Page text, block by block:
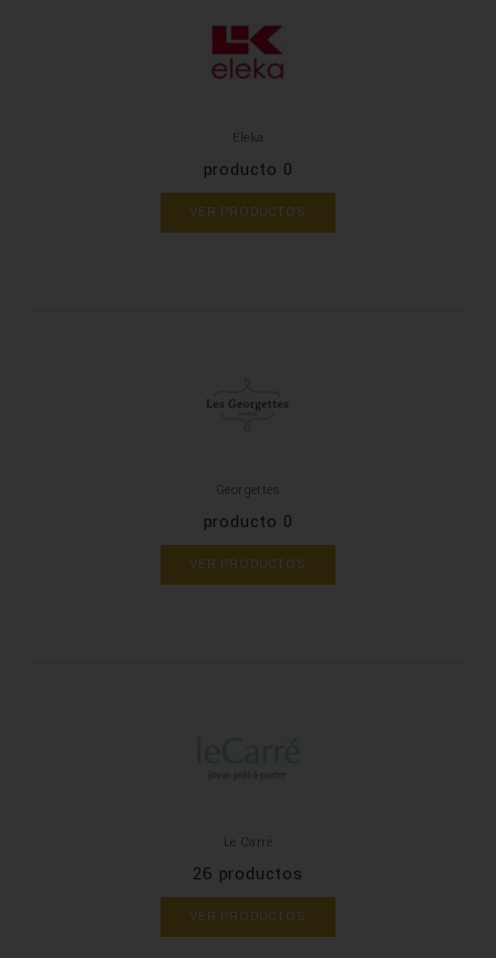
Eleka
producto 0
VER PRODUCTOS
Georgettes
producto 0
VER PRODUCTOS
Le Carré
26 productos
VER PRODUCTOS